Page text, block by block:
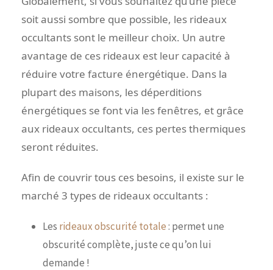
soit aussi sombre que possible, les rideaux
occultants sont le meilleur choix. Un autre
avantage de ces rideaux est leur capacité à
réduire votre facture énergétique. Dans la
plupart des maisons, les déperditions
énergétiques se font via les fenêtres, et grâce
aux rideaux occultants, ces pertes thermiques
seront réduites.
Afin de couvrir tous ces besoins, il existe sur le
marché 3 types de rideaux occultants :
Les rideaux obscurité totale: permet une
obscurité complète, juste ce qu’on lui
demande !